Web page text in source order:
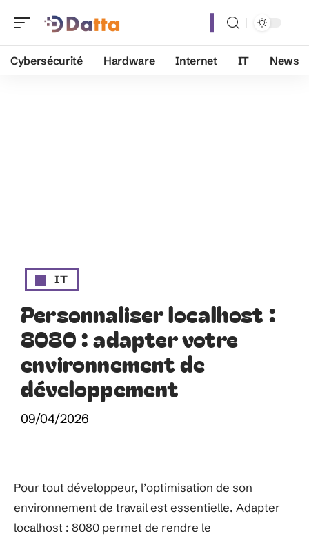
Cybersécurité Hardware Internet IT News
IT
Personnaliser localhost :
8080 : adapter votre
environnement de
développement
09/04/2026
Pour tout développeur, l’optimisation de son
environnement de travail est essentielle. Adapter
localhost : 8080 permet de rendre le